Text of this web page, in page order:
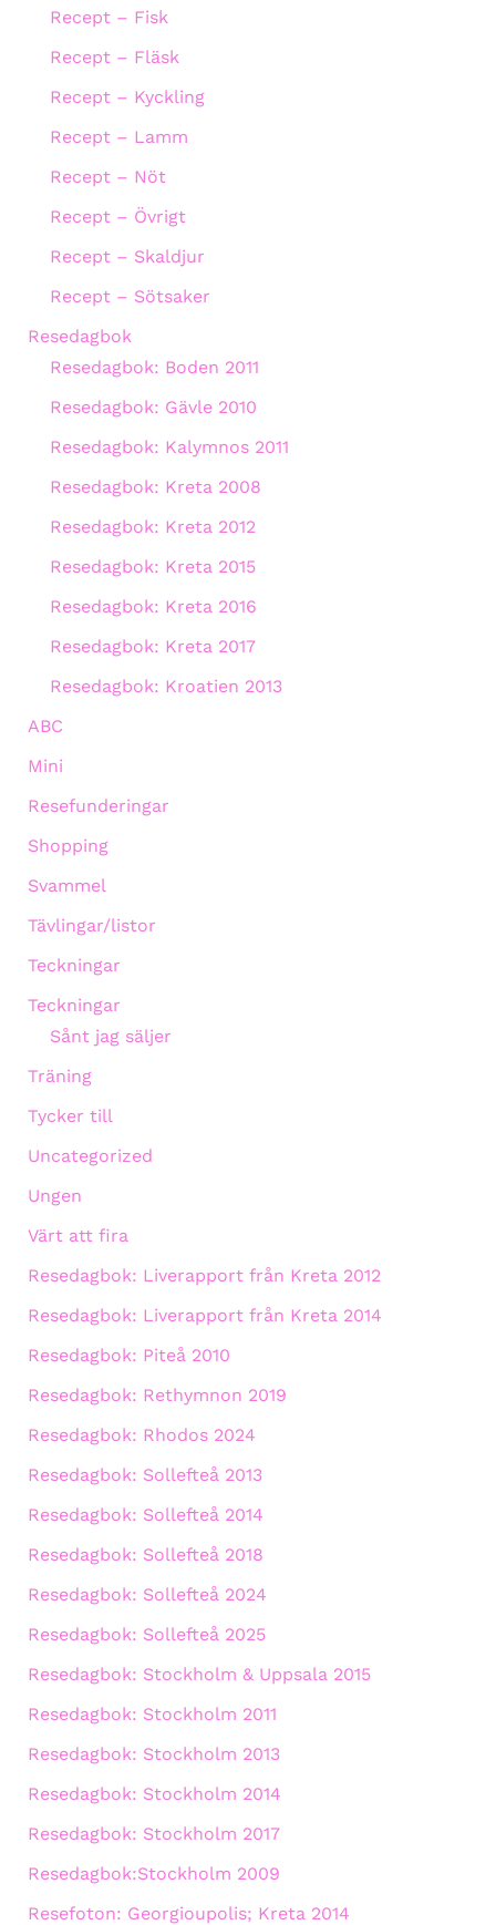
Recept – Fisk
Recept – Fläsk
Recept – Kyckling
Recept – Lamm
Recept – Nöt
Recept – Övrigt
Recept – Skaldjur
Recept – Sötsaker
Resedagbok
Resedagbok: Boden 2011
Resedagbok: Gävle 2010
Resedagbok: Kalymnos 2011
Resedagbok: Kreta 2008
Resedagbok: Kreta 2012
Resedagbok: Kreta 2015
Resedagbok: Kreta 2016
Resedagbok: Kreta 2017
Resedagbok: Kroatien 2013
ABC
Mini
Resefunderingar
Shopping
Svammel
Tävlingar/listor
Teckningar
Teckningar
Sånt jag säljer
Träning
Tycker till
Uncategorized
Ungen
Värt att fira
Resedagbok: Liverapport från Kreta 2012
Resedagbok: Liverapport från Kreta 2014
Resedagbok: Piteå 2010
Resedagbok: Rethymnon 2019
Resedagbok: Rhodos 2024
Resedagbok: Sollefteå 2013
Resedagbok: Sollefteå 2014
Resedagbok: Sollefteå 2018
Resedagbok: Sollefteå 2024
Resedagbok: Sollefteå 2025
Resedagbok: Stockholm & Uppsala 2015
Resedagbok: Stockholm 2011
Resedagbok: Stockholm 2013
Resedagbok: Stockholm 2014
Resedagbok: Stockholm 2017
Resedagbok:Stockholm 2009
Resefoton: Georgioupolis; Kreta 2014